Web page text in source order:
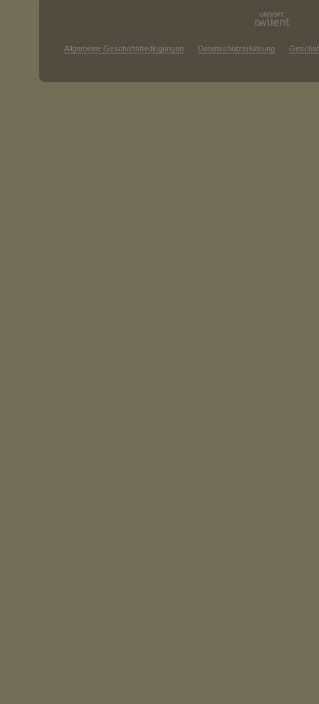
Allgemeine Geschäftsbedingungen Datenschutzerklärung